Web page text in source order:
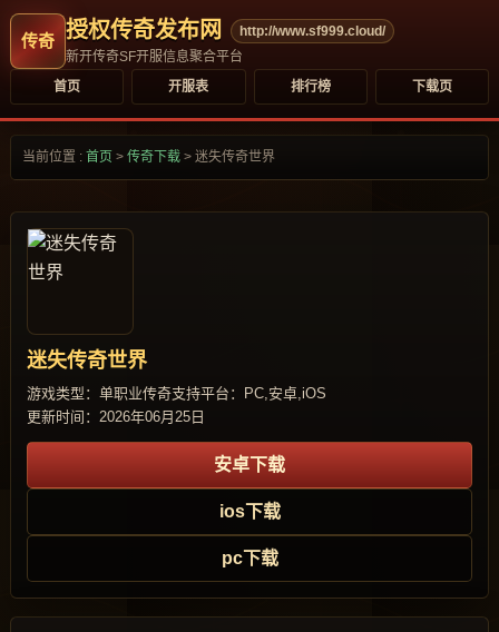
授权传奇发布网
http://www.sf999.cloud/
新开传奇SF开服信息聚合平台
首页
开服表 排行榜 下载页
当前位置 : 首页 > 传奇下载 > 迷失传奇世界
迷失传奇世界
游戏类型：单职业传奇支持平台：PC,安卓,iOS
更新时间：2026年06月25日
安卓下载
ios下载
pc下载